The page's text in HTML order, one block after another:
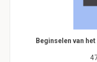
Beginselen van